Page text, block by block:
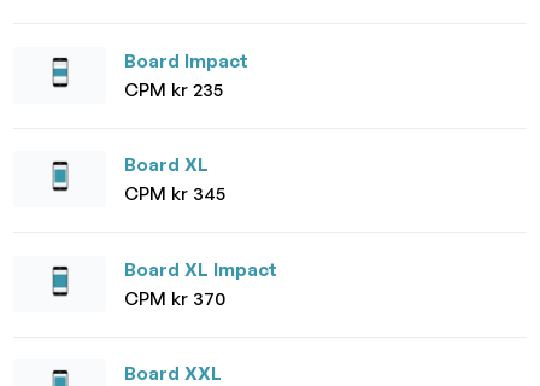
Board Impact
CPM kr 235
Board XL
CPM kr 345
Board XL Impact
CPM kr 370
Board XXL